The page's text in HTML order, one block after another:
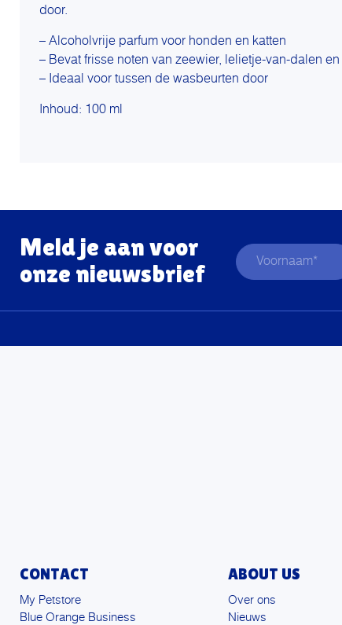
door.
– Alcoholvrije parfum voor honden en katten
– Bevat frisse noten van zeewier, lelietje-van-dalen
– Ideaal voor tussen de wasbeurten door
Inhoud: 100 ml
Meld je aan voor
onze nieuwsbrief
CONTACT
My Petstore
Blue Orange Business
ABOUT US
Over ons
Nieuws